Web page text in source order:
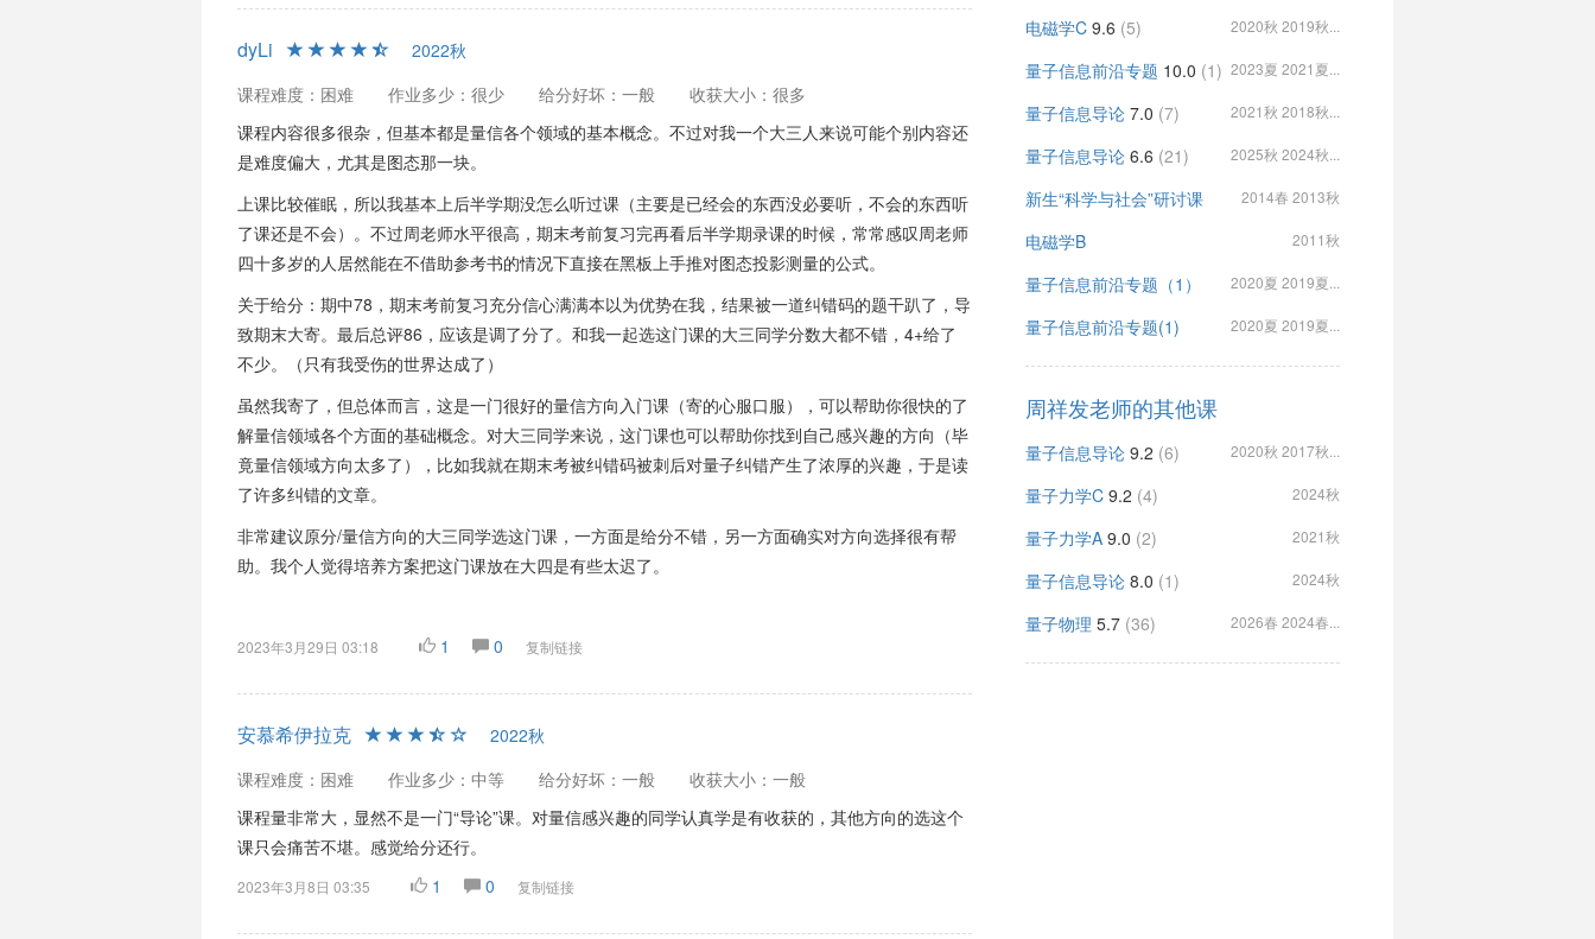
dyLi
2022秋
课程难度：困难
作业多少：很少 给分好坏：一般
收获大小：很多
课程内容很多很杂，但基本都是量信各个领域的基本概念。不过对我一个大三人来说可能个别内容还
是难度偏大，尤其是图态那一块。
上课比较催眠，所以我基本上后半学期没怎么听过课（主要是已经会的东西没必要听，不会的东西听
了课还是不会）。不过周老师水平很高，期末考前复习完再看后半学期录课的时候，常常感叹周老师
四十多岁的人居然能在不借助参考书的情况下直接在黑板上手推对图态投影测量的公式。
关于给分：期中78，期末考前复习充分信心满满本以为优势在我，结果被一道纠错码的题干趴了，导
致期末大寄。最后总评86，应该是调了分了。和我一起选这门课的大三同学分数大都不错，4+给了
不少。（只有我受伤的世界达成了）
虽然我寄了，但总体而言，这是一门很好的量信方向入门课（寄的心服口服），可以帮助你很快的了
解量信领域各个方面的基础概念。对大三同学来说，这门课也可以帮助你找到自己感兴趣的方向（毕
竟量信领域方向太多了），比如我就在期末考被纠错码被刺后对量子纠错产生了浓厚的兴趣，于是读
了许多纠错的文章。
非常建议原分/量信方向的大三同学选这门课，一方面是给分不错，另一方面确实对方向选择很有帮
助。我个人觉得培养方案把这门课放在大四是有些太迟了。
2023年3月29日 03:18 1 0 复制链接
安慕希伊拉克
2022秋
课程难度：困难
作业多少：中等 给分好坏：一般
收获大小：一般
课程量非常大，显然不是一门“导论”课。对量信感兴趣的同学认真学是有收获的，其他方向的选这个
课只会痛苦不堪。感觉给分还行。
2023年3月8日 03:35 1 0 复制链接
电磁学C 9.6 (5) 2020秋 2019秋...
量子信息前沿专题 10.0 (1) 2023夏 2021夏...
量子信息导论 7.0 (7) 2021秋 2018秋...
量子信息导论 6.6 (21) 2025秋 2024秋...
新生“科学与社会”研讨课 2014春 2013秋
电磁学B 2011秋
量子信息前沿专题（1） 2020夏 2019夏...
量子信息前沿专题(1) 2020夏 2019夏...
周祥发老师的其他课
量子信息导论 9.2 (6) 2020秋 2017秋...
量子力学C 9.2 (4) 2024秋
量子力学A 9.0 (2) 2021秋
量子信息导论 8.0 (1) 2024秋
量子物理 5.7 (36) 2026春 2024春...